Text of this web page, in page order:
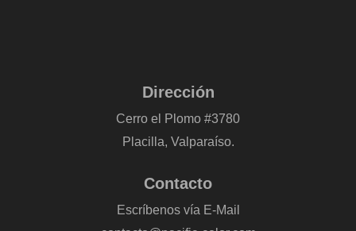
Dirección
Cerro el Plomo #3780
Placilla, Valparaíso.
Contacto
Escríbenos vía E-Mail